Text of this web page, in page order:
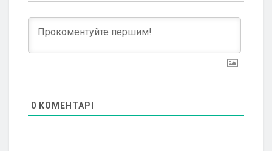
0 КОМЕНТАРІ